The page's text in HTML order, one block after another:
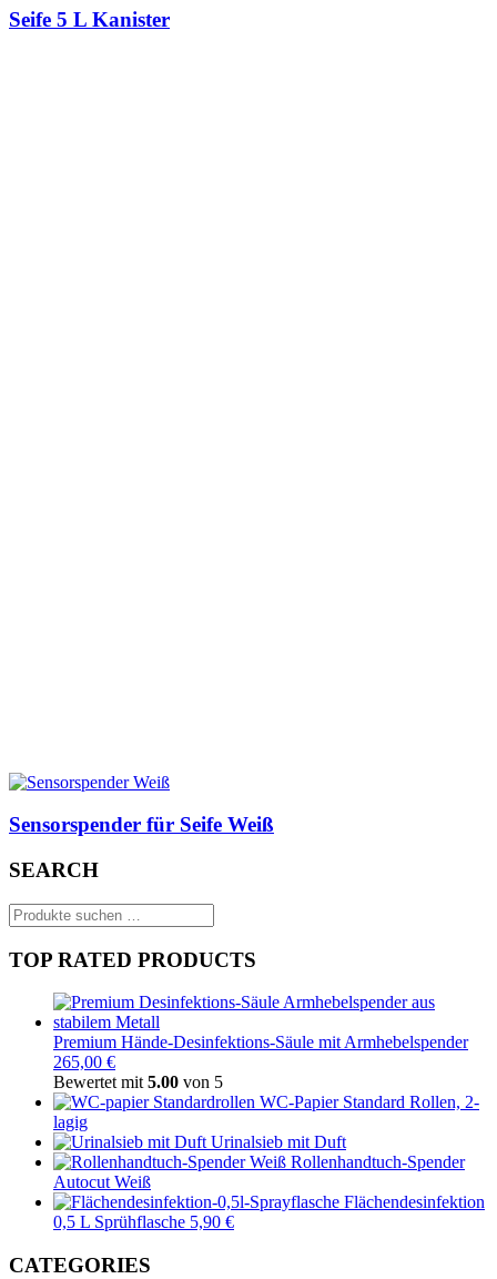
Seife 5 L Kanister
Sensorspender für Seife Weiß
SEARCH
Suchen
nach:
TOP RATED PRODUCTS
Premium Hände-Desinfektions-Säule mit Armhebelspender
265,00 €
Bewertet mit 5.00 von 5
WC-Papier Standard Rollen, 2-
lagig
Urinalsieb mit Duft
Rollenhandtuch-Spender
Autocut Weiß
Flächendesinfektion
0,5 L Sprühflasche 5,90 €
CATEGORIES